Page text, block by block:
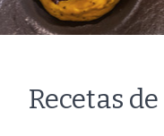
Recetas de